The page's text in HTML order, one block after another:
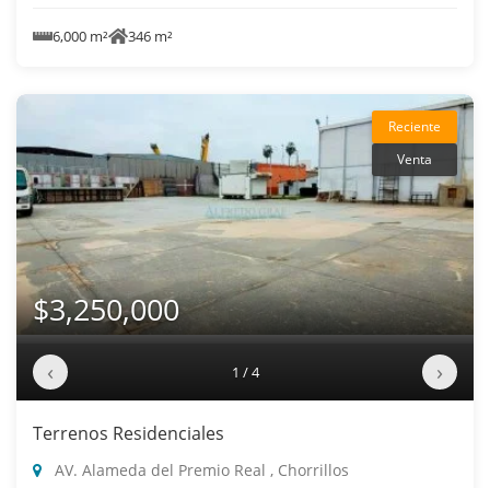
6,000 m² 346 m²
Reciente
Venta
$3,250,000
‹ 1 / 4 ›
Terrenos Residenciales
AV. Alameda del Premio Real , Chorrillos